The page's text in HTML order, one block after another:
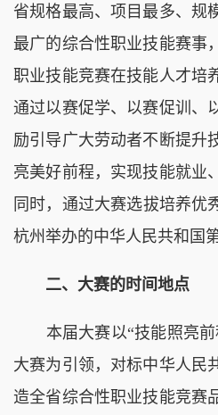
省规格最高、项目最多、规
最广的综合性职业技能赛事
职业技能竞赛在技能人才培
通过以赛促学、以赛促训、
励引导广大劳动者不断提升
亮美好前程，实现技能就业
同时，通过大赛选拔培养优
杭州举办的中华人民共和国
二、大赛的时间地点
本届大赛以“技能照亮前
大赛为引领，对标中华人民
造全省综合性职业技能竞赛